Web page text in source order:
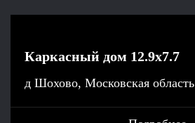
Каркасный дом 12.9х7.7
д Шохово, Московская область